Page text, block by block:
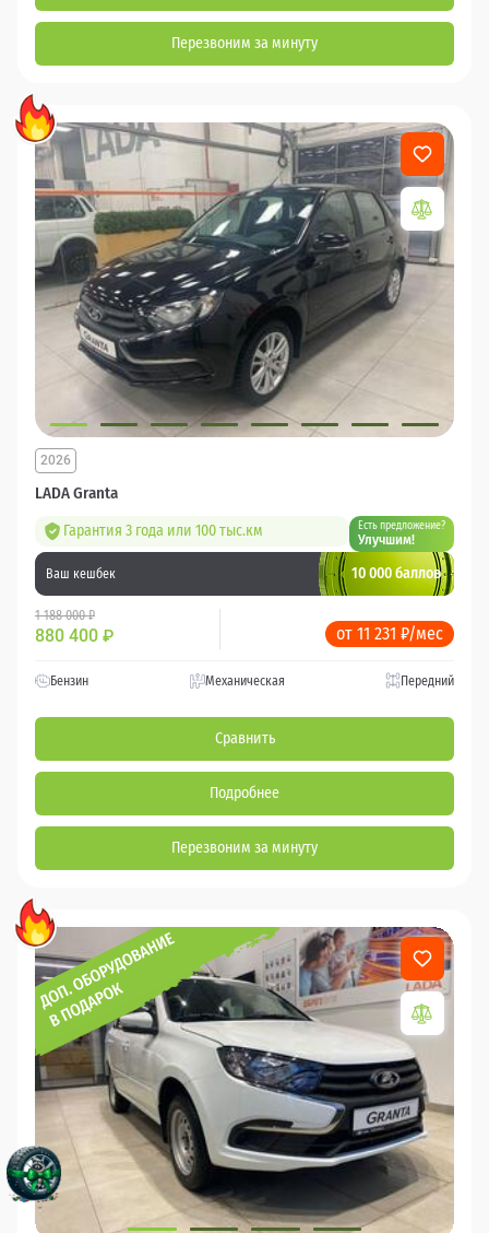
Перезвоним за минуту
LADA Granta
2026
Гарантия 3 года или 100 тыс.км Есть предложение?
Улучшим!
Ваш кешбек 10 000 баллов
1 188 000 ₽
880 400 ₽ от 11 231 ₽/мес
Бензин Механическая Передний
Сравнить
Подробнее
Перезвоним за минуту